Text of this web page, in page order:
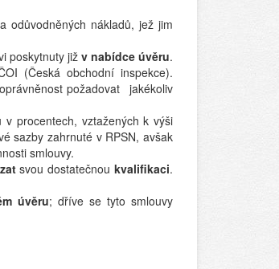
odůvodněných nákladů, jež jim
poskytnuty již v nabídce úvěru.
(Česká obchodní inspekce).
požadovat jakékoliv
procentech, vztažených k výši
sazby zahrnuté v RPSN, avšak
smlouvy.
svou dostatečnoukvalifikaci.
úvěru; dříve se tyto smlouvy